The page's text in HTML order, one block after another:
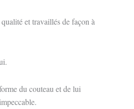
et travaillés de façon à
du couteau et de lui